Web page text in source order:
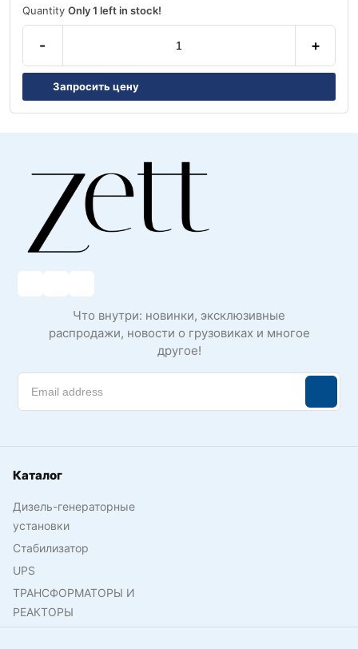
Quantity Only 1 left in stock!
- +
Запросить цену
Что внутри: новинки, эксклюзивные
распродажи, новости о грузовиках и многое
другое!
Каталог
Дизель-генераторные
установки
Стабилизатор
UPS
ТРАНСФОРМАТОРЫ И
РЕАКТОРЫ